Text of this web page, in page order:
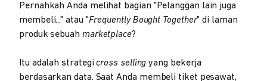
Pernahkah Anda melihat bagian "Pelanggan lain juga
membeli..." atau "Frequently Bought Together" di laman
produk sebuah marketplace?
Itu adalah strategicross selling yang bekerja
berdasarkan data. Saat Anda membeli tiket pesawat,